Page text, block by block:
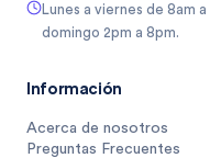
Lunes a viernes de 8am
domingo 2pm a 8pm.
Información
Acerca de nosotros
Preguntas Frecuentes